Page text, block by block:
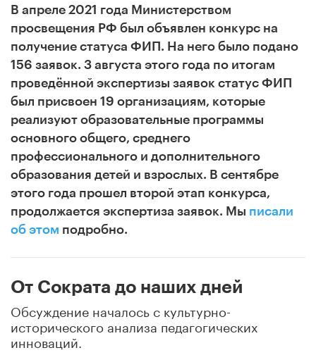
В апреле 2021 года Министерством
просвещения РФ был объявлен конкурс на
получение статуса ФИП. На него было подано
156 заявок. 3 августа этого года по итогам
проведённой экспертизы заявок статус ФИП
был присвоен 19 организациям, которые
реализуют образовательные программы
основного общего, среднего
профессионального и дополнительного
образования детей и взрослых. В сентябре
этого года прошел второй этап конкурса,
продолжается экспертиза заявок. Мы писали
об этом подробно.
От Сократа до наших дней
Обсуждение началось с культурно-
исторического анализа педагогических
инноваций.